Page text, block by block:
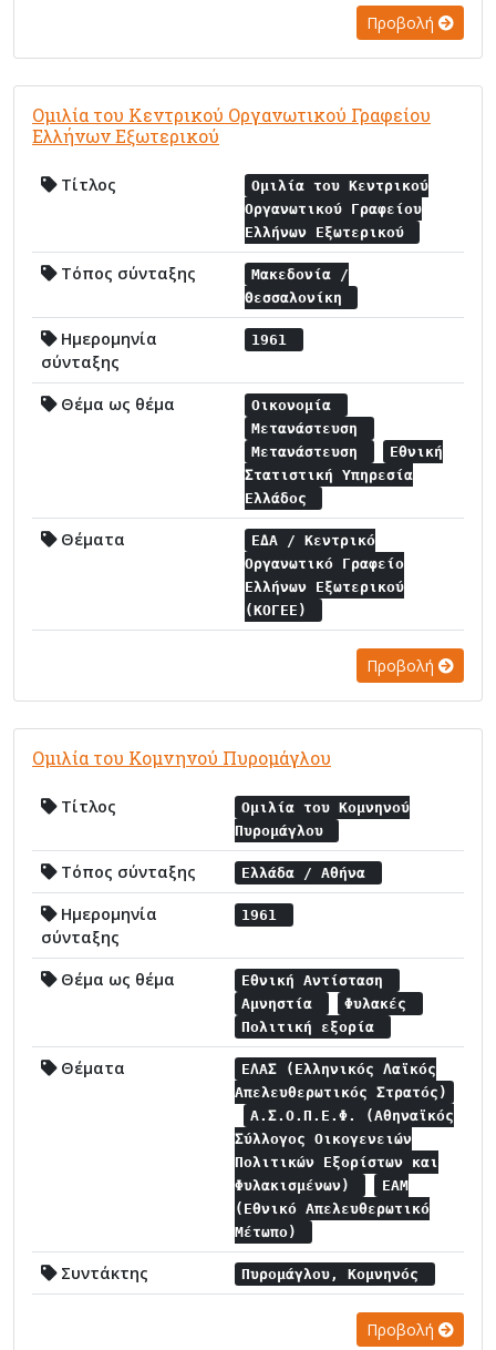
Προβολή
Ομιλία του Κεντρικού Οργανωτικού Γραφείου
Ελλήνων Εξωτερικού
Τίτλος
Ομιλία του Κεντρικού
Οργανωτικού Γραφείου
Ελλήνων Εξωτερικού
Τόπος σύνταξης
Μακεδονία /
Θεσσαλονίκη
Ημερομηνία
σύνταξης
1961
Θέμα ως θέμα
Οικονομία
Μετανάστευση
Μετανάστευση
Εθνική
Στατιστική Υπηρεσία
Ελλάδος
Θέματα
ΕΔΑ / Κεντρικό
Οργανωτικό Γραφείο
Ελλήνων Εξωτερικού
(ΚΟΓΕΕ)
Προβολή
Ομιλία του Κομνηνού Πυρομάγλου
Τίτλος
Ομιλία του Κομνηνού
Πυρομάγλου
Τόπος σύνταξης Ελλάδα / Αθήνα
Ημερομηνία
σύνταξης
1961
Θέμα ως θέμα
Εθνική Αντίσταση
Αμνηστία
Φυλακές
Πολιτική εξορία
Θέματα
ΕΛΑΣ (Ελληνικός Λαϊκός
Απελευθερωτικός Στρατός)
Α.Σ.Ο.Π.Ε.Φ. (Αθηναϊκός
Σύλλογος Οικογενειών
Πολιτικών Εξορίστων και
Φυλακισμένων)
ΕΑΜ
(Εθνικό Απελευθερωτικό
Μέτωπο)
Συντάκτης Πυρομάγλου, Κομνηνός
Προβολή